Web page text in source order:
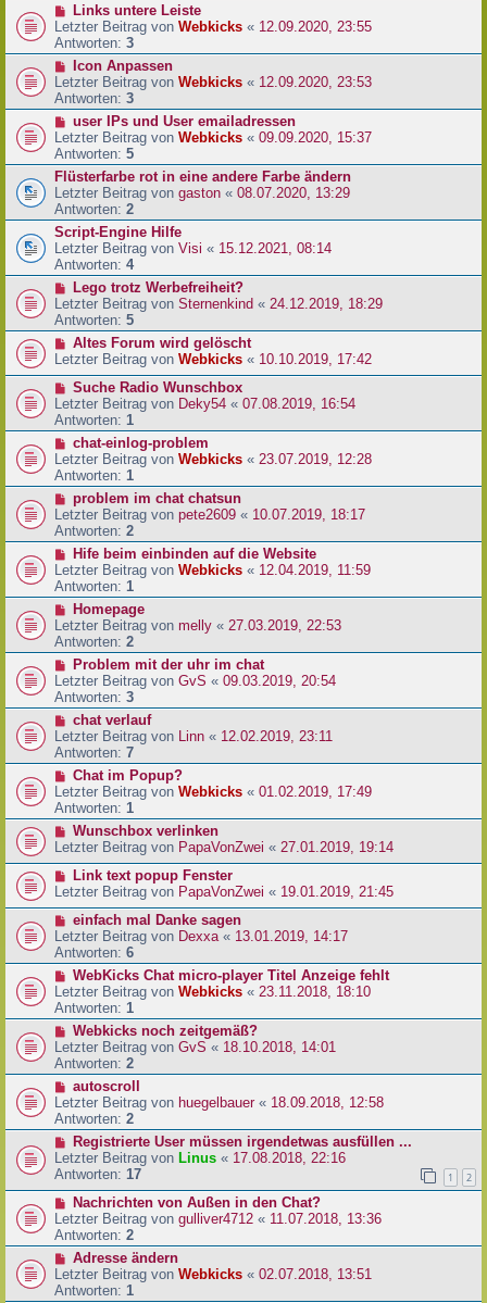
Links untere Leiste
Letzter Beitrag von Webkicks « 12.09.2020, 23:55
Antworten: 3
Icon Anpassen
Letzter Beitrag von Webkicks « 12.09.2020, 23:53
Antworten: 3
user IPs und User emailadressen
Letzter Beitrag von Webkicks « 09.09.2020, 15:37
Antworten: 5
Flüsterfarbe rot in eine andere Farbe ändern
Letzter Beitrag von gaston « 08.07.2020, 13:29
Antworten: 2
Script-Engine Hilfe
Letzter Beitrag von Visi « 15.12.2021, 08:14
Antworten: 4
Lego trotz Werbefreiheit?
Letzter Beitrag von Sternenkind « 24.12.2019, 18:29
Antworten: 5
Altes Forum wird gelöscht
Letzter Beitrag von Webkicks « 10.10.2019, 17:42
Suche Radio Wunschbox
Letzter Beitrag von Deky54 « 07.08.2019, 16:54
Antworten: 1
chat-einlog-problem
Letzter Beitrag von Webkicks « 23.07.2019, 12:28
Antworten: 1
problem im chat chatsun
Letzter Beitrag von pete2609 « 10.07.2019, 18:17
Antworten: 2
Hife beim einbinden auf die Website
Letzter Beitrag von Webkicks « 12.04.2019, 11:59
Antworten: 1
Homepage
Letzter Beitrag von melly « 27.03.2019, 22:53
Antworten: 2
Problem mit der uhr im chat
Letzter Beitrag von GvS « 09.03.2019, 20:54
Antworten: 3
chat verlauf
Letzter Beitrag von
Linn « 12.02.2019, 23:11
Antworten: 7
Chat im Popup?
Letzter Beitrag von Webkicks « 01.02.2019, 17:49
Antworten: 1
Wunschbox verlinken
Letzter Beitrag von PapaVonZwei « 27.01.2019, 19:14
Link text popup Fenster
Letzter Beitrag von PapaVonZwei « 19.01.2019, 21:45
einfach mal Danke sagen
Letzter Beitrag von Dexxa « 13.01.2019, 14:17
Antworten: 6
WebKicks Chat micro-player Titel Anzeige fehlt
Letzter Beitrag von Webkicks « 23.11.2018, 18:10
Antworten: 1
Webkicks noch zeitgemäß?
Letzter Beitrag von GvS « 18.10.2018, 14:01
Antworten: 2
autoscroll
Letzter Beitrag von huegelbauer« 18.09.2018, 12:58
Antworten: 2
Registrierte User müssen irgendetwas ausfüllen ...
Letzter Beitrag von Linus « 17.08.2018, 22:16
Antworten: 17 1 2
Nachrichten von Außen in den Chat?
Letzter Beitrag von gulliver4712 « 11.07.2018, 13:36
Antworten: 2
Adresse ändern
Letzter Beitrag von Webkicks « 02.07.2018, 13:51
Antworten: 1